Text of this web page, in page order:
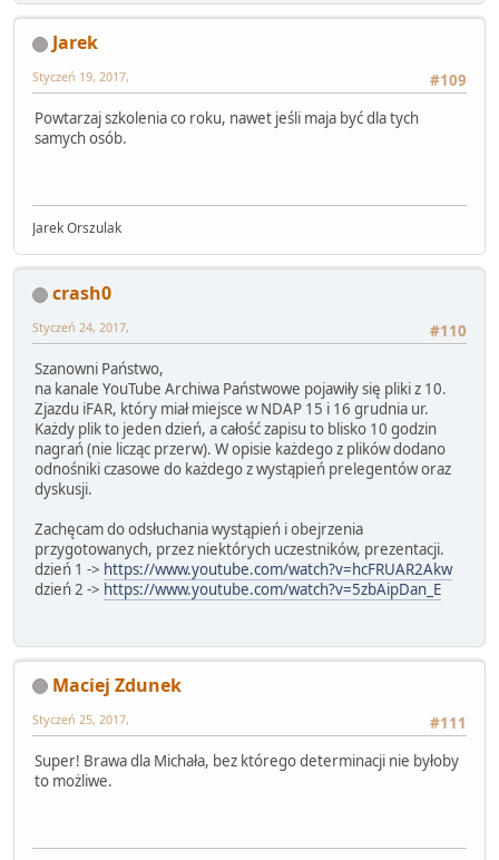
Jarek
#109
Styczeń 19, 2017,
Powtarzaj szkolenia co roku, nawet jeśli maja być dla tych
samych osób.
Jarek Orszulak
crash0
#110
Styczeń 24, 2017,
Szanowni Państwo,
na kanale YouTube Archiwa Państwowe pojawiły się pliki z 10.
Zjazdu iFAR, który miał miejsce w NDAP 15 i 16 grudnia ur.
Każdy plik to jeden dzień, a całość zapisu to blisko 10 godzin
nagrań (nie licząc przerw). W opisie każdego z plików dodano
odnośniki czasowe do każdego z wystąpień prelegentów oraz
dyskusji.
Zachęcam do odsłuchania wystąpień i obejrzenia
przygotowanych, przez niektórych uczestników, prezentacji.
dzień 1 -> https://www.youtube.com/watch?v=hcFRUAR2Akw
dzień 2 -> https://www.youtube.com/watch?v=5zbAipDan_E
Maciej Zdunek
#111
Styczeń 25, 2017,
Super! Brawa dla Michała, bez którego determinacji nie byłoby
to możliwe.